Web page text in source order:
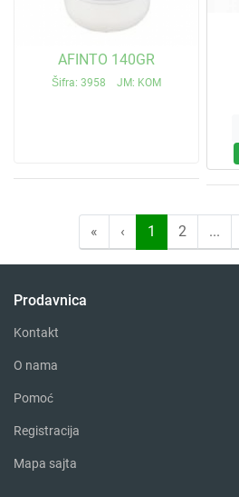
AFINTO 140GR
Šifra: 3958 JM: KOM
« ‹ 1 2 ...
Prodavnica
Kontakt
O nama
Pomoć
Registracija
Mapa sajta